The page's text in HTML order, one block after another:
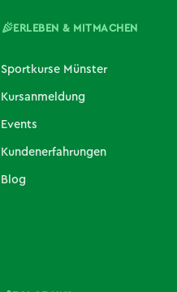
ERLEBEN & MITMACHEN
Sportkurse Münster
Kursanmeldung
Events
Kundenerfahrungen
Blog